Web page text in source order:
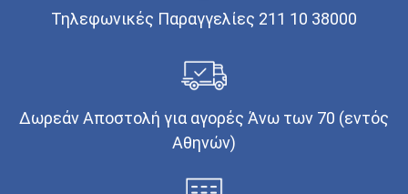
Τηλεφωνικές Παραγγελίες 211 10 38000
Δωρεάν Αποστολή για αγορές Άνω των 70 (εντός
Αθηνών)